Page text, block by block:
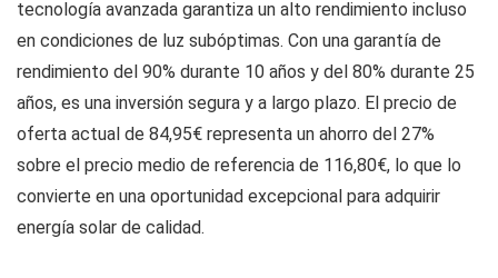
tecnología avanzada garantiza un alto rendimiento incluso
en condiciones de luz subóptimas. Con una garantía de
rendimiento del 90% durante 10 años y del 80% durante 25
años, es una inversión segura y a largo plazo. El precio de
oferta actual de 84,95€ representa un ahorro del 27%
sobre el precio medio de referencia de 116,80€, lo que lo
convierte en una oportunidad excepcional para adquirir
energía solar de calidad.